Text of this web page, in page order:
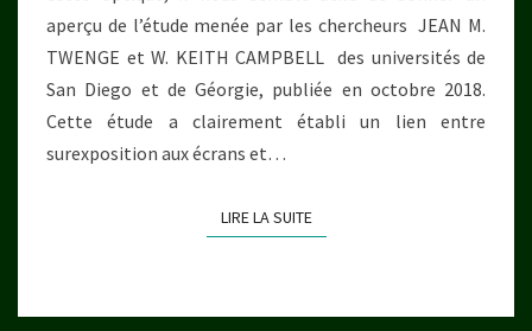
aperçu de l’étude menée par les chercheurs JEAN M.
TWENGE et W. KEITH CAMPBELL des universités de
San Diego et de Géorgie, publiée en octobre 2018.
Cette étude a clairement établi un lien entre
surexposition aux écrans et…
LIRE LA SUITELIRE LA SUITE